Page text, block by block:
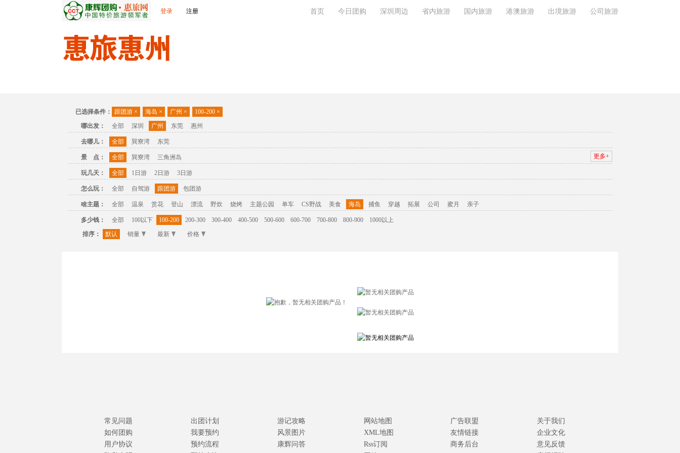
登录 注册 首页 今日团购 深圳周边 省内旅游 国内旅游 港澳旅游 出境旅游 公司旅游
已选择条件： 跟团游 × 海岛 × 广州 × 100-200 ×
哪出发：
全部 深圳 广州 东莞 惠州
去哪儿： 全部 巽寮湾 东莞
景 点： 全部 巽寮湾 三角洲岛 更多+
玩几天： 全部 1日游 2日游 3日游
怎么玩： 全部 自驾游 跟团游 包团游
啥主题： 全部 温泉 赏花 登山 漂流 野炊 烧烤 主题公园 单车 CS野战 美食 海岛 捕鱼 穿越 拓展 公司 蜜月 亲子
多少钱： 全部 100以下 100-200 200-300 300-400 400-500 500-600 600-700 700-800 800-900
1000以上
排序：
默认 销量 最新 价格
常见问题
如何团购
用户协议
出团计划
我要预约
预约流程
游记攻略
风景图片
康辉问答
网站地图
XML地图
Rss订阅
广告联盟
友情链接
商务后台
关于我们
企业文化
意见反馈